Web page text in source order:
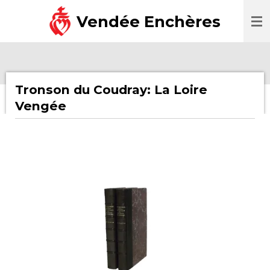
Vendée Enchères
Tronson du Coudray: La Loire
Vengée